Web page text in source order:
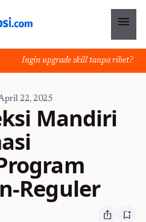
menu
Ingin upgrade skill tanpa ribet?
22, 2025
Mandiri
Reguler
ios_share bookmark_add